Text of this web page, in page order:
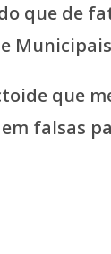
que de
Municipais
que
falsas